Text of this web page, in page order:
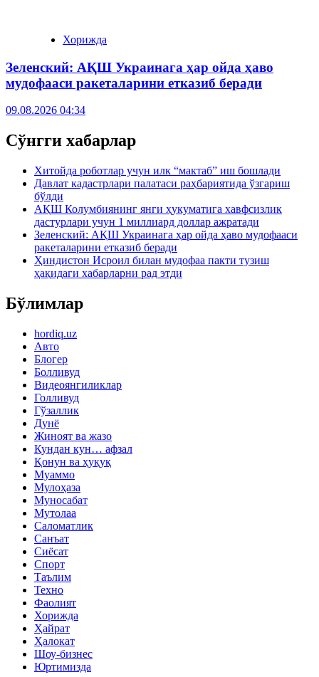
Хорижда
Зеленский: АҚШ Украинага ҳар ойда ҳаво
мудофааси ракеталарини етказиб беради
09.08.2026 04:34
Сўнгги хабарлар
Хитойда роботлар учун илк “мактаб” иш бошлади
Давлат кадастрлари палатаси раҳбариятида ўзгариш
бўлди
АҚШ Колумбиянинг янги ҳукуматига хавфсизлик
дастурлари учун 1 миллиард доллар ажратади
Зеленский: АҚШ Украинага ҳар ойда ҳаво мудофааси
ракеталарини етказиб беради
Ҳиндистон Исроил билан мудофаа пакти тузиш
ҳақидаги хабарларни рад этди
Бўлимлар
hordiq.uz
Авто
Блогер
Болливуд
Видеоянгиликлар
Голливуд
Гўзаллик
Дунё
Жиноят ва жазо
Кундан кун… афзал
Қонун ва ҳуқуқ
Муаммо
Мулоҳаза
Муносабат
Мутолаа
Саломатлик
Санъат
Сиёсат
Спорт
Таълим
Техно
Фаолият
Хорижда
Ҳайрат
Ҳалокат
Шоу-бизнес
Юртимизда